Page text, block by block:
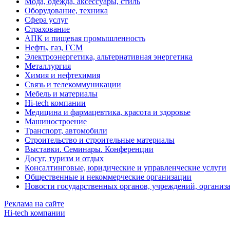
Оборудование, техника
Сфера услуг
Страхование
АПК и пищевая промышленность
Нефть, газ, ГСМ
Электроэнергетика, альтернативная энергетика
Металлургия
Химия и нефтехимия
Связь и телекоммуникации
Мебель и материалы
Hi-tech компании
Медицина и фармацевтика, красота и здоровье
Машиностроение
Транспорт, автомобили
Строительство и строительные материалы
Выставки. Семинары. Конференции
Досуг, туризм и отдых
Консалтинговые, юридические и управленческие услуги
Общественные и некоммерческие организации
Новости государственных органов, учреждений,
Реклама на сайте
Hi-tech компании